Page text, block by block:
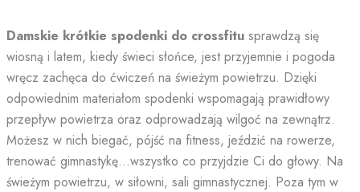
Damskie krótkie spodenki do crossfitu sprawdzą się
wiosną i latem, kiedy świeci słońce, jest przyjemnie i pogoda
wręcz zachęca do ćwiczeń na świeżym powietrzu. Dzięki
odpowiednim materiałom spodenki wspomagają prawidłowy
przepływ powietrza oraz odprowadzają wilgoć na zewnątrz.
Możesz w nich biegać, pójść na fitness, jeździć na rowerze,
trenować gimnastykę…wszystko co przyjdzie Ci do głowy. Na
świeżym powietrzu, w siłowni, sali gimnastycznej. Poza tym w